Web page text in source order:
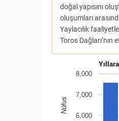
doğal yapısını
oluşumları
Yaylacılık
Toros
6,000
7,000
8,000
Nüfus